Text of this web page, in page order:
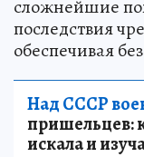
сложнейшие
последствия
обеспечивая
Над СССР
пришельцев:
искала и